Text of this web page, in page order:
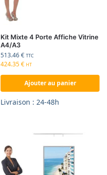
Kit Mixte 4 Porte Affiche Vitrine
A4/A3
513.46€ TTC
424.35€ HT
Ajouter au panier
Livraison : 24-48h